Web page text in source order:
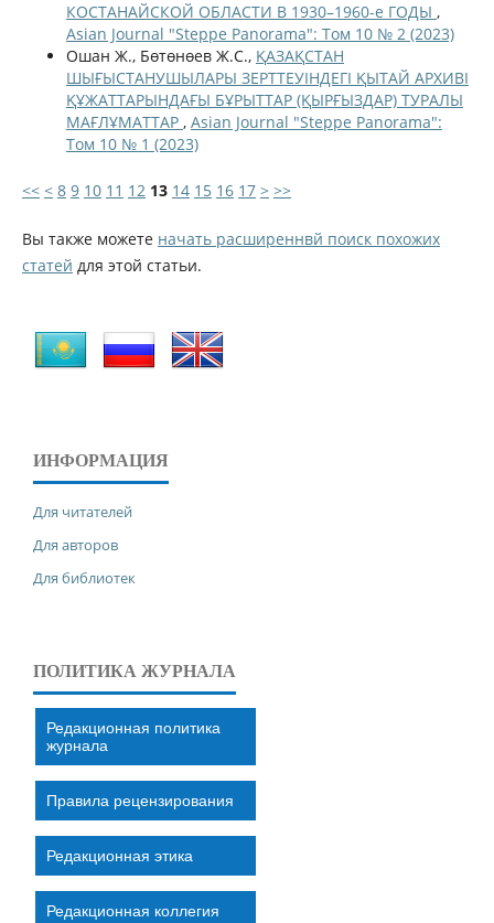
КОСТАНАЙСКОЙ ОБЛАСТИ В 1930–1960-е ГОДЫ ,
Asian Journal "Steppe Panorama": Том 10 № 2 (2023)
Ошан Ж., Бөтөнөев Ж.С., ҚАЗАҚСТАН
ШЫҒЫСТАНУШЫЛАРЫ ЗЕРТТЕУІНДЕГІ ҚЫТАЙ АРХИВІ
ҚҰЖАТТАРЫНДАҒЫ БҰРЫТТАР (ҚЫРҒЫЗДАР) ТУРАЛЫ
МАҒЛҰМАТТАР , Asian Journal "Steppe Panorama":
Том 10 № 1 (2023)
<< < 8 9 10 11 12 13 14 15 16 17 > >>
Вы также можете начать расширеннвй поиск похожих
статей для этой статьи.
ИНФОРМАЦИЯ
Для читателей
Для авторов
Для библиотек
ПОЛИТИКА ЖУРНАЛА
Редакционная политика
журнала
Правила рецензирования
Редакционная этика
Редакционная коллегия